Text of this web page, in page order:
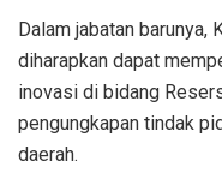
Dalam jabatan
diharapkan dapat
inovasi di bidang
pengungkapan tindak
daerah.